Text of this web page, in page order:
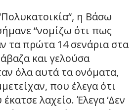
η Βάσω
“νομίζω ότι πως
τα πρώτα 14 σενάρια στα
και γελούσα
όλα αυτά τα ονόματα,
που έλεγα ότι
λαχείο. Έλεγα ‘Δεν